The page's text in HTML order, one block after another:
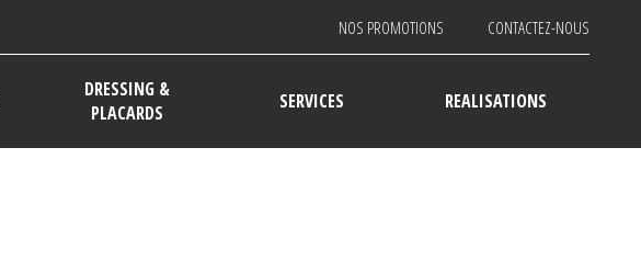
NOS PROMOTIONS CONTACTEZ-NOUS
DRESSING &
PLACARDS
SERVICES REALISATIONS